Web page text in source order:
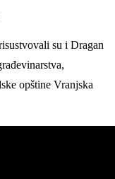
su i Dragan
opštine Vranjska